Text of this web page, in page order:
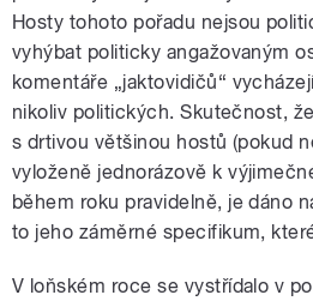
Hosty tohoto pořadu nejsou
vyhýbat politicky angažovaným
komentáře „jaktovidičů“
nikoliv politických. Skutečnost,
s drtivou většinou hostů (pokud
vyloženě jednorázově k
během roku pravidelně, je dáno
to jeho záměrné specifikum,
V loňském roce se vystřídalo v